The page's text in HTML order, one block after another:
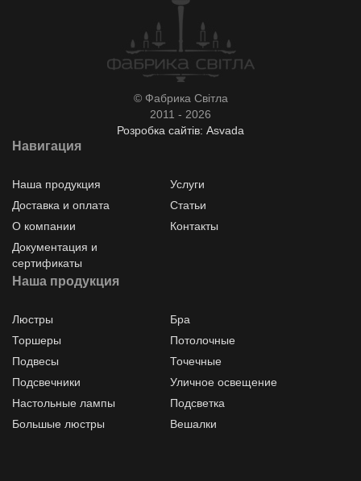
© Фабрика Світла
2011 - 2026
Розробка сайтів: Asvada
Навигация
Наша продукция
Услуги
Доставка и оплата
Статьи
О компании
Контакты
Документация и
сертификаты
Наша продукция
Люстры
Бра
Торшеры
Потолочные
Подвесы
Точечные
Подсвечники
Уличное освещение
Настольные лампы
Подсветка
Большые люстры
Вешалки